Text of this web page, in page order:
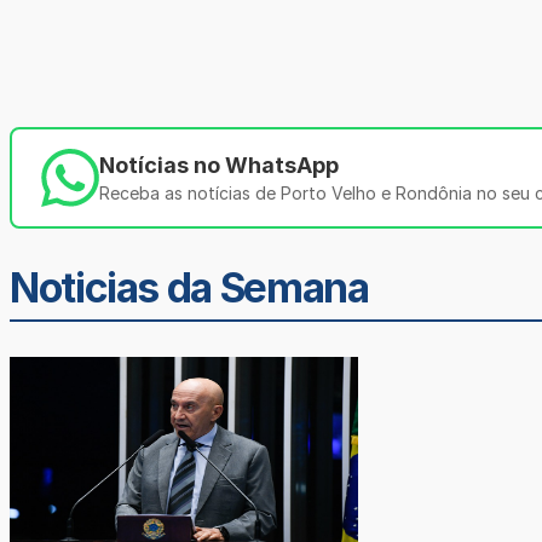
Notícias no WhatsApp
Receba as notícias de Porto Velho e Rondônia no seu
Noticias da Semana